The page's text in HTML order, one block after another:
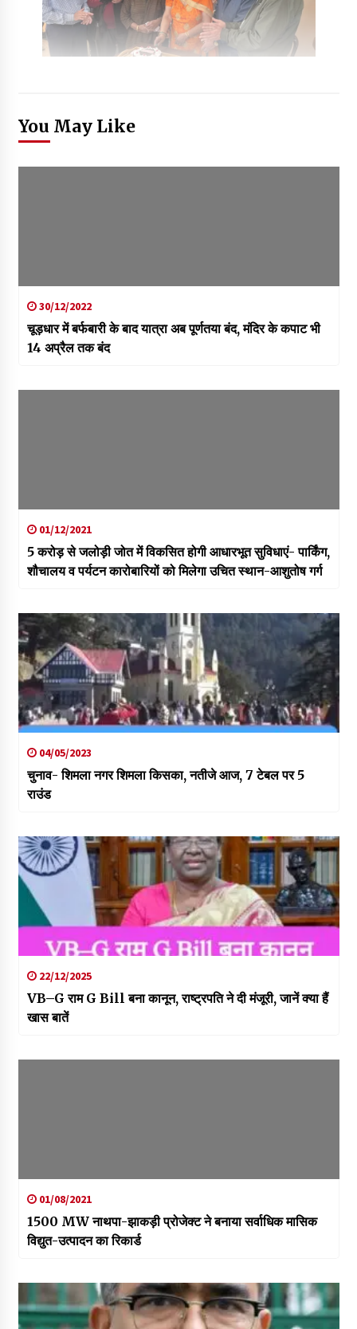
You May Like
30/12/2022
चूड़धार में बर्फबारी के बाद यात्रा अब पूर्णतया बंद, मंदिर के कपाट भी
14 अप्रैल तक बंद
01/12/2021
5 करोड़ से जलोड़ी जोत में विकसित होगी आधारभूत सुविधाएं- पार्किंग,
शौचालय व पर्यटन कारोबारियों को मिलेगा उचित स्थान-आशुतोष गर्ग
04/05/2023
चुनाव- शिमला नगर शिमला किसका, नतीजे आज, 7 टेबल पर 5
राउंड
22/12/2025
VB–G राम G Bill बना कानून, राष्ट्रपति ने दी मंजूरी, जानें क्या हैं
खास बातें
01/08/2021
1500 MW नाथपा-झाकड़ी प्रोजेक्ट ने बनाया सर्वाधिक मासिक
विद्युत-उत्पादन का रिकार्ड